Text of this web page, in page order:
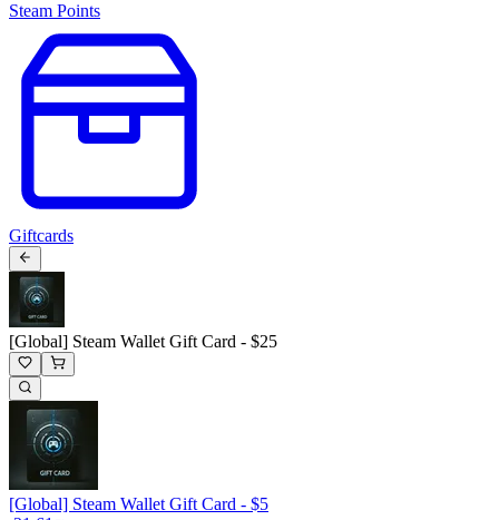
Steam Points
Giftcards
[Global] Steam Wallet Gift Card - $25
[Global] Steam Wallet Gift Card - $5